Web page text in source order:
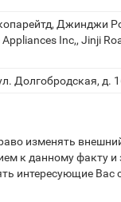
Джинджи
Inc,, Jinji
Долгобродская, д.
изменять
к данному факту и
интересующие Вас